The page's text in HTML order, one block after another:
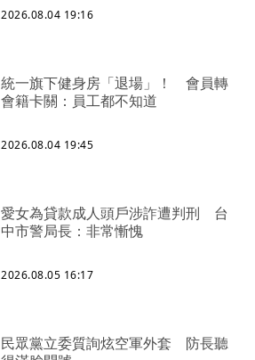
2026.08.04 19:16
統一旗下健身房「退場」！ 會員轉
會籍卡關：員工都不知道
2026.08.04 19:45
愛女為貸款成人頭戶涉詐遭判刑 台
中市警局長：非常慚愧
2026.08.05 16:17
民眾黨立委質詢炫空軍外套 防長聽